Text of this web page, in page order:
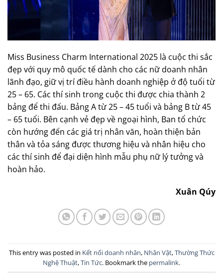
Miss Business Charm International 2025 là cuộc thi sắc
đẹp với quy mô quốc tế dành cho các nữ doanh nhân
lãnh đạo, giữ vị trí điều hành doanh nghiệp ở độ tuổi từ
25 – 65. Các thí sinh trong cuộc thi được chia thành 2
bảng để thi đấu. Bảng A từ 25 – 45 tuổi và bảng B từ 45
– 65 tuổi. Bên cạnh vẻ đẹp về ngoại hình, Ban tổ chức
còn hướng đến các giá trị nhân văn, hoàn thiện bản
thân và tỏa sáng được thương hiệu và nhân hiệu cho
các thí sinh để đại diện hình mẫu phụ nữ lý tưởng và
hoàn hảo.
Xuân Qúy
This entry was posted in Kết nối doanh nhân, Nhân Vật,Thường Thức
Nghệ Thuật,Tin Tức. Bookmark the permalink.